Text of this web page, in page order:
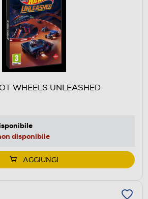
WHEELS UNLEASHED
disponibile
AGGIUNGI